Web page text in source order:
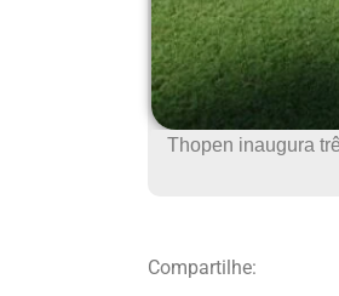
Thopen inaugura
Compartilhe: